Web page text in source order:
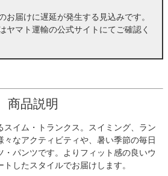
お届けに遅延が発生する見込みです。
ヤマト運輸の公式サイトにてご確認く
商品説明
スイム・トランクス。スイミング、ラン
々なアクティビティや、暑い季節の毎日
・パンツです。よりフィット感の良いウ
したスタイルでお届けします。